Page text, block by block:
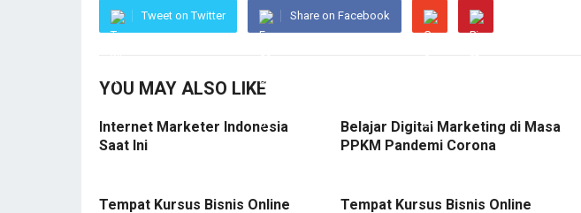
Tweet on Twitter Share on Facebook
YOU MAY ALSO LIKE
Internet Marketer Indonesia
Saat Ini
Belajar Digital Marketing di Masa
PPKM Pandemi Corona
Tempat Kursus Bisnis Online
Tempat Kursus Bisnis Online